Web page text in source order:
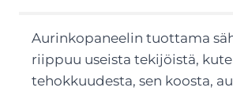
Aurinkopaneelin tuottama
riippuu useista tekijöistä,
tehokkuudesta, sen koosta,